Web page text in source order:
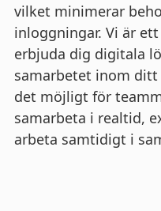
vilket minimerar
inloggningar. Vi är
erbjuda dig digitala
samarbetet inom
det möjligt för
samarbeta i realtid,
arbeta samtidigt i